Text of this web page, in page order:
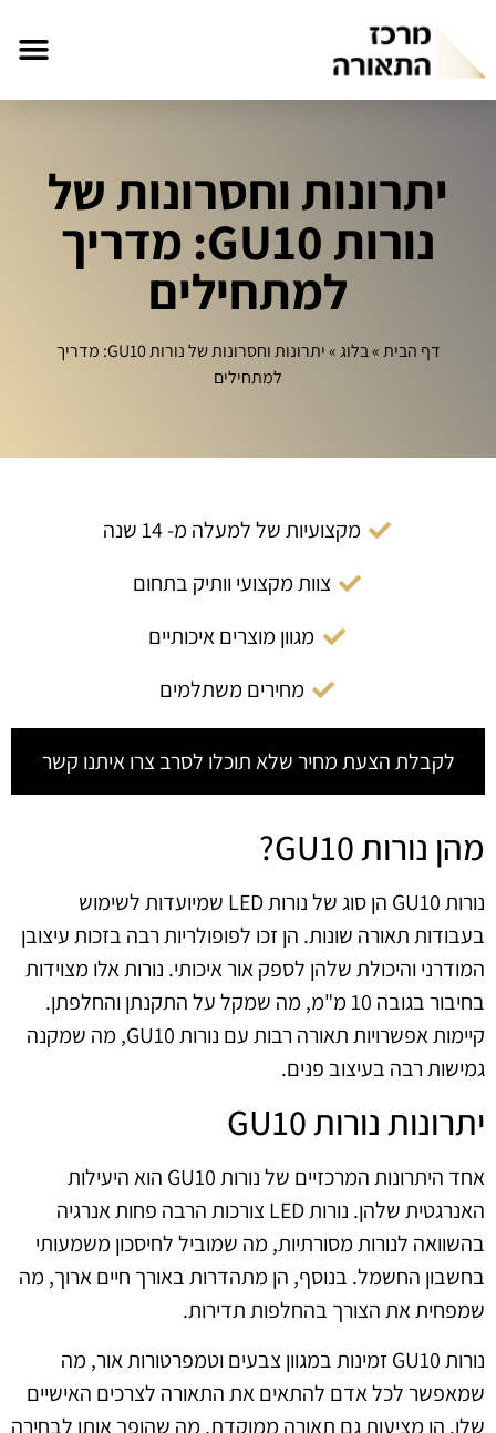
יתרונות וחסרונות של
נורות GU10: מדריך
למתחילים
דף הבית»בלוג»
יתרונות וחסרונות של נורות GU10: מדריך
למתחילים
מקצועיות של למעלה מ- 14 שנה
צוות מקצועי וותיק בתחום
מגוון מוצרים איכותיים
מחירים משתלמים
לקבלת הצעת מחיר שלא תוכלו לסרב צרו איתנו קשר
מהן נורות GU10?
נורות GU10 הן סוג של נורות LED שמיועדות לשימוש
בעבודות תאורה שונות. הן זכו לפופולריות רבה בזכות עיצובן
המודרני והיכולת שלהן לספק אור איכותי. נורות אלו מצוידות
בחיבור בגובה 10 מ"מ, מה שמקל על התקנתן והחלפתן.
קיימות אפשרויות תאורה רבות עם נורות GU10, מה שמקנה
גמישות רבה בעיצוב פנים.
יתרונות נורות GU10
אחד היתרונות המרכזיים של נורות GU10 הוא היעילות
האנרגטית שלהן. נורות LED צורכות הרבה פחות אנרגיה
בהשוואה לנורות מסורתיות, מה שמוביל לחיסכון משמעותי
בחשבון החשמל. בנוסף, הן מתהדרות באורך חיים ארוך, מה
שמפחית את הצורך בהחלפות תדירות.
נורות GU10 זמינות במגוון צבעים וטמפרטורות אור, מה
שמאפשר לכל אדם להתאים את התאורה לצרכים האישיים
שלו. הן מציעות גם תאורה ממוקדת, מה שהופך אותן לבחירה